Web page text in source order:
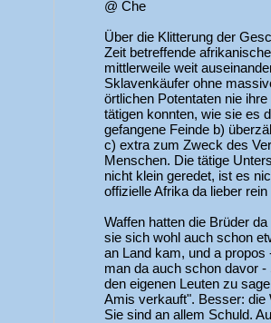
@ Che
Über die Klitterung der
Zeit betreffende
mittlerweile weit
Sklavenkäufer ohne
örtlichen Potentaten nie
tätigen konnten, wie sie es
gefangene Feinde b)
c) extra zum Zweck des
Menschen. Die tätige
nicht klein geredet, ist es
offizielle Afrika da lieber
Waffen hatten die Brüder
sie sich wohl auch schon
an Land kam, und a
man da auch schon davor
den eigenen Leuten zu
Amis verkauft". Besser: die
Sie sind an allem Schuld.